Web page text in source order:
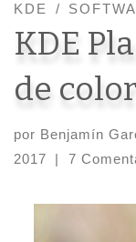
KDE
KDE
de
por Benjamín
2017
| 7